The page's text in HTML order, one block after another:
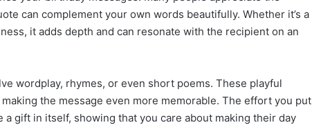
can complement your own words beautifully. Whether it’s a
it adds depth and can resonate with the recipient on an
wordplay, rhymes, or even short poems. These playful
the message even more memorable. The effort you put
a gift in itself, showing that you care about making their day